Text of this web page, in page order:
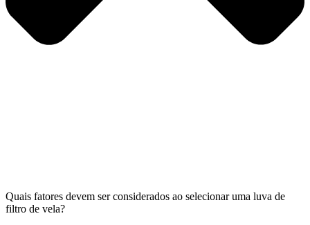
Quais fatores devem ser considerados ao selecionar uma luva de
filtro de vela?